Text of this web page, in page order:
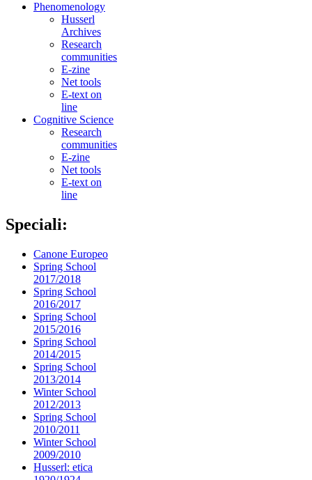
Phenomenology
Husserl
Archives
Research
communities
E-zine
Net tools
E-text on
line
Cognitive Science
Research
communities
E-zine
Net tools
E-text on
line
Speciali:
Canone Europeo
Spring School
2017/2018
Spring School
2016/2017
Spring School
2015/2016
Spring School
2014/2015
Spring School
2013/2014
Winter School
2012/2013
Spring School
2010/2011
Winter School
2009/2010
Husserl: etica